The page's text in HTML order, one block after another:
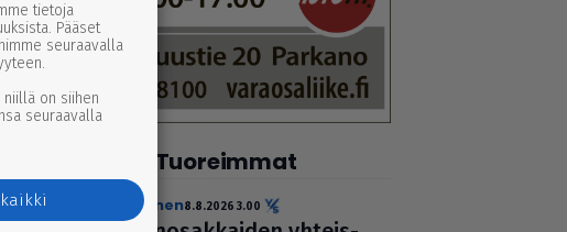
Tuoreimmat
uutinen8.8.2026 3.00
tietoja
Pääset
seuraavalla
on siihen
seuraavalla